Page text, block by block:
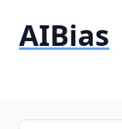
AIBias